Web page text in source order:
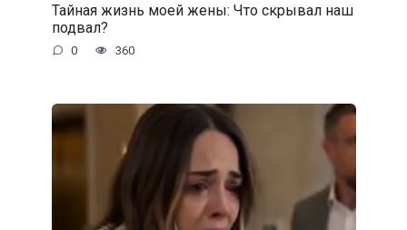
Тайная жизнь моей жены: Что скрывал наш
подвал?
0 360